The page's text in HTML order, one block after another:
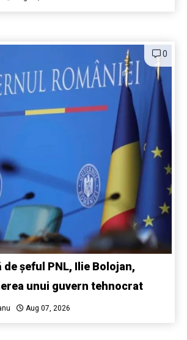
0
de șeful PNL, Ilie Bolojan,
unui guvern tehnocrat
Aug 07, 2026